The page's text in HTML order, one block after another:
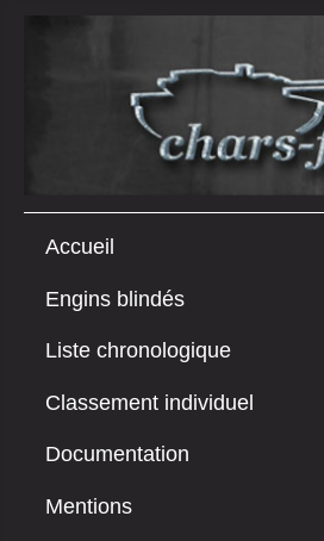
Accueil
Engins blindés
Liste chronologique
Classement individuel
Documentation
Mentions